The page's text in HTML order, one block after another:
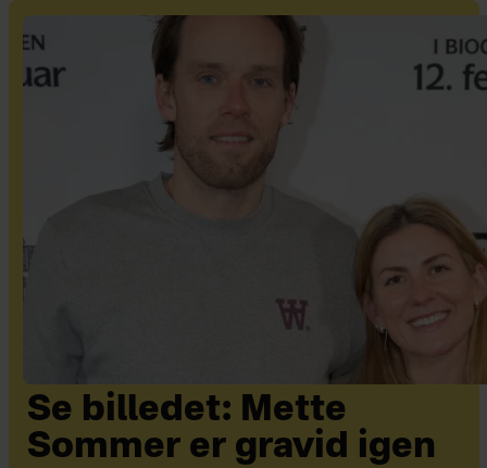
Se billedet: Mette
Sommer er gravid igen